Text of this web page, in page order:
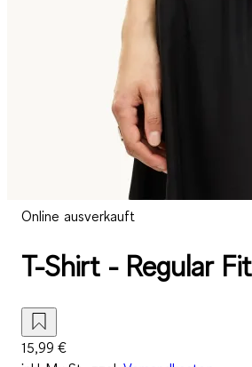
Online ausverkauft
T-Shirt - Regular Fit
15,99 €